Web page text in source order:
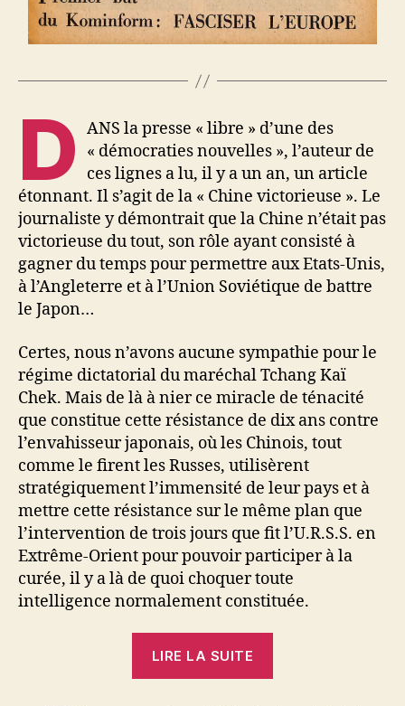
D ANS la presse « libre » d’une des
« démocraties nouvelles », l’auteur de
ces lignes a lu, il y a un an, un article
étonnant. Il s’agit de la « Chine victorieuse ». Le
journaliste y démontrait que la Chine n’était pas
victorieuse du tout, son rôle ayant consisté à
gagner du temps pour permettre aux Etats-Unis,
à l’Angleterre et à l’Union Soviétique de battre
le Japon…
Certes, nous n’avons aucune sympathie pour le
régime dictatorial du maréchal Tchang Kaï
Chek. Mais de là à nier ce miracle de ténacité
que constitue cette résistance de dix ans contre
l’envahisseur japonais, où les Chinois, tout
comme le firent les Russes, utilisèrent
stratégiquement l’immensité de leur pays et à
mettre cette résistance sur le même plan que
l’intervention de trois jours que fit l’U.R.S.S. en
Extrême-Orient pour pouvoir participer à la
curée, il y a là de quoi choquer toute
intelligence normalement constituée.
LIRE LA SUITE